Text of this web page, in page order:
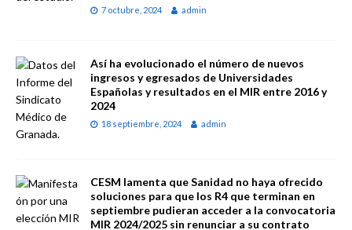
7 octubre, 2024 admin
Así ha evolucionado el número de nuevos
ingresos y egresados de Universidades
Españolas y resultados en el MIR entre 2016 y
2024
18 septiembre, 2024 admin
CESM lamenta que Sanidad no haya ofrecido
soluciones para que los R4 que terminan en
septiembre pudieran acceder a la convocatoria
MIR 2024/2025 sin renunciar a su contrato